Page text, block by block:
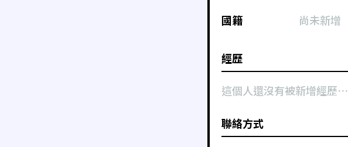
國籍
尚未新增
經歷
這個人還沒有被新增經歷⋯
聯絡方式